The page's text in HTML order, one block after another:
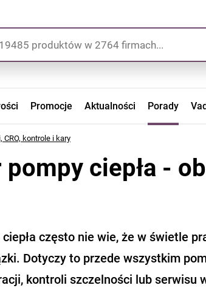
Promocje Aktualności Porady
CRO, kontrole i kary
ciepła -
ciepła często nie wie, że w świetle
Dotyczy to przede wszystkim
kontroli szczelności lub serwisu